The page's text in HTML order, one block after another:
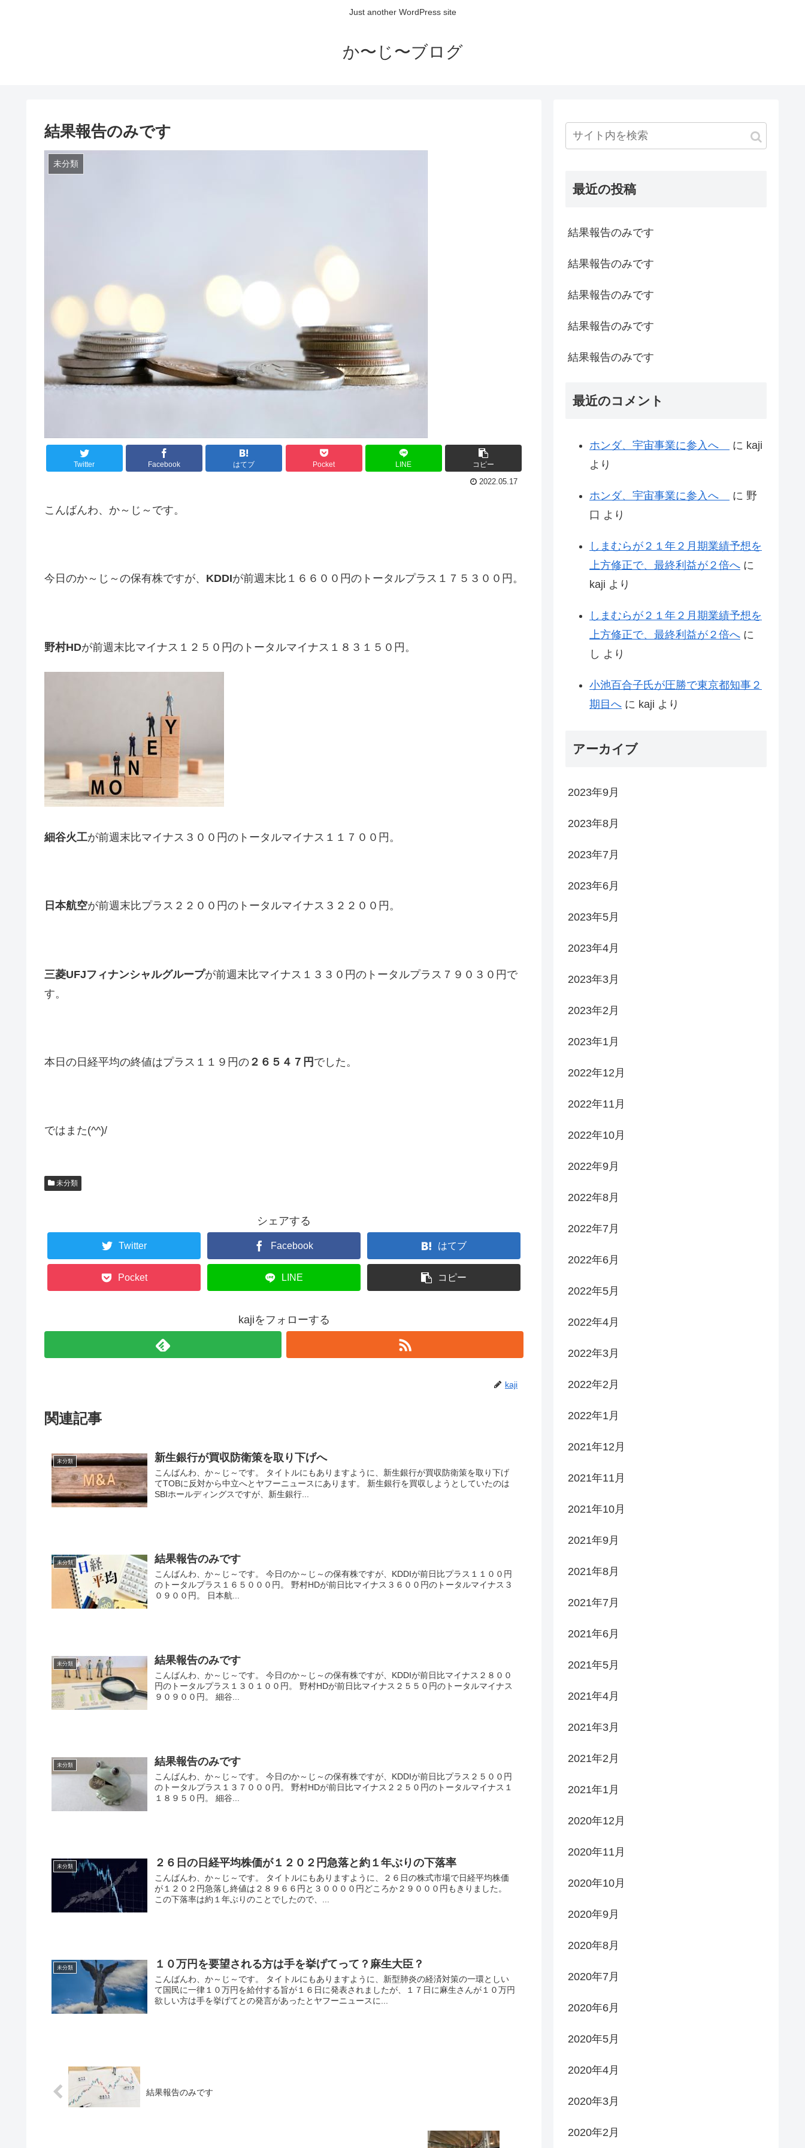
Just another WordPress site
か〜じ〜ブログ
結果報告のみです
未分類
Twitter Facebook はてブ Pocket LINE コピー
2022.05.17
こんばんわ、か～じ～です。
今日のか～じ～の保有株ですが、 KDDIが前週末比１６６００円のトータルプラス１７５３００円。
野村HDが前週末比マイナス１２５０円のトータルマイナス１８３１５０円。
細谷火工が前週末比マイナス３００円のトータルマイナス１１７００円。
日本航空が前週末比プラス２２００円のトータルマイナス３２２００円。
三菱UFJフィナンシャルグループが前週末比マイナス１３３０円のトータルプラス７９０３０円で
す。
本日の日経平均の終値はプラス１１９円の ２６５４７円 でした。
ではまた(^^)/
未分類
シェアする
Twitter Facebook はてブ
Pocket LINE コピー
kajiをフォローする
kaji
関連記事
未分類 新生銀行が買収防衛策を取り下げへ
こんばんわ、か～じ～です。 タイトルにもありますように、新生銀行が買収防衛策を取り下げ
てTOBに反対から中立へとヤフーニュースにあります。 新生銀行を買収しようとしていたのは
SBIホールディングスですが、新生銀行...
未分類 結果報告のみです
こんばんわ、か～じ～です。 今日のか～じ～の保有株ですが、KDDIが前日比プラス１１００円
のトータルプラス１６５０００円。 野村HDが前日比マイナス３６００円のトータルマイナス３
０９００円。 日本航...
未分類 結果報告のみです
こんばんわ、か～じ～です。 今日のか～じ～の保有株ですが、KDDIが前日比マイナス２８００
円のトータルプラス１３０１００円。 野村HDが前日比マイナス２５５０円のトータルマイナス
９０９００円。 細谷...
未分類 結果報告のみです
こんばんわ、か～じ～です。 今日のか～じ～の保有株ですが、KDDIが前日比プラス２５００円
のトータルプラス１３７０００円。 野村HDが前日比マイナス２２５０円のトータルマイナス１
１８９５０円。 細谷...
未分類 ２６日の日経平均株価が１２０２円急落と約１年ぶりの下落率
こんばんわ、か～じ～です。 タイトルにもありますように、２６日の株式市場で日経平均株価
が１２０２円急落し終値は２８９６６円と３００００円どころか２９０００円もきりました。
この下落率は約１年ぶりのことでしたので、...
未分類 １０万円を要望される方は手を挙げてって？麻生大臣？
こんばんわ、か～じ～です。 タイトルにもありますように、新型肺炎の経済対策の一環としい
て国民に一律１０万円を給付する旨が１６日に発表されましたが、１７日に麻生さんが１０万円
欲しい方は手を挙げてとの発言があったとヤフーニュースに...
結果報告のみです
最近の投稿
結果報告のみです
結果報告のみです
結果報告のみです
結果報告のみです
結果報告のみです
最近のコメント
ホンダ、宇宙事業に参入へ に kaji
より
ホンダ、宇宙事業に参入へ に 野
口 より
しまむらが２１年２月期業績予想を
上方修正で、最終利益が２倍へ に
kaji より
しまむらが２１年２月期業績予想を
上方修正で、最終利益が２倍へ に
し より
小池百合子氏が圧勝で東京都知事２
期目へ に kaji より
アーカイブ
2023年9月
2023年8月
2023年7月
2023年6月
2023年5月
2023年4月
2023年3月
2023年2月
2023年1月
2022年12月
2022年11月
2022年10月
2022年9月
2022年8月
2022年7月
2022年6月
2022年5月
2022年4月
2022年3月
2022年2月
2022年1月
2021年12月
2021年11月
2021年10月
2021年9月
2021年8月
2021年7月
2021年6月
2021年5月
2021年4月
2021年3月
2021年2月
2021年1月
2020年12月
2020年11月
2020年10月
2020年9月
2020年8月
2020年7月
2020年6月
2020年5月
2020年4月
2020年3月
2020年2月